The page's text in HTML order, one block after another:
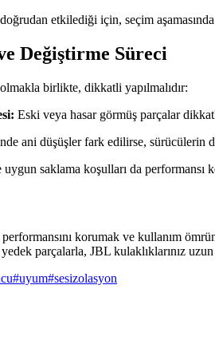
etkilediği için, seçim
Değiştirme Süreci
birlikte, dikkatli yapılmalıdır:
Eski veya hasar görmüş parçalar
ani düşüşler fark edilirse,
uygun saklama koşulları da performansı
korumak ve kullanım
parçalarla, JBL kulaklıklarınız
#uyum#sesizolasyon